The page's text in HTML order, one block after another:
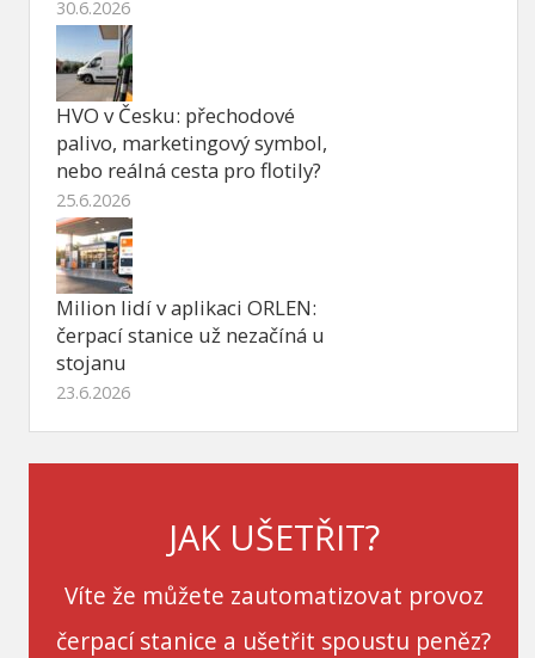
30.6.2026
HVO v Česku: přechodové
palivo, marketingový symbol,
nebo reálná cesta pro flotily?
25.6.2026
Milion lidí v aplikaci ORLEN:
čerpací stanice už nezačíná u
stojanu
23.6.2026
JAK UŠETŘIT?
Víte že můžete zautomatizovat provoz
čerpací stanice a ušetřit spoustu peněz?